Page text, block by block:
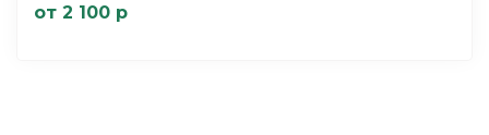
от 2 100 р